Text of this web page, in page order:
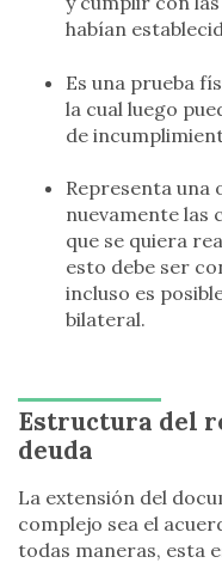
habían
Es una prueba
la cual luego
de
Representa
nuevamente las
que se quiera
esto debe ser
incluso es
bilateral.
Estructura del
deuda
La extensión del
complejo sea el
todas maneras, esta